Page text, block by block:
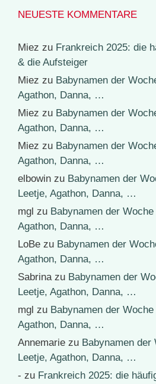
NEUESTE KOMMENTARE
Miez zu Frankreich 2025: die
& die Aufsteiger
Miez zu Babynamen der
Agathon, Danna, …
Miez zu Babynamen der
Agathon, Danna, …
Miez zu Babynamen der
Agathon, Danna, …
elbowin zu Babynamen der
Leetje, Agathon, Danna, …
mgl zu Babynamen der
Agathon, Danna, …
LoBe zu Babynamen der
Agathon, Danna, …
Sabrinazu Babynamen der
Leetje, Agathon, Danna, …
mgl zu Babynamen der
Agathon, Danna, …
Annemarie zu Babynamen der
Leetje, Agathon, Danna, …
- zu Frankreich 2025: die